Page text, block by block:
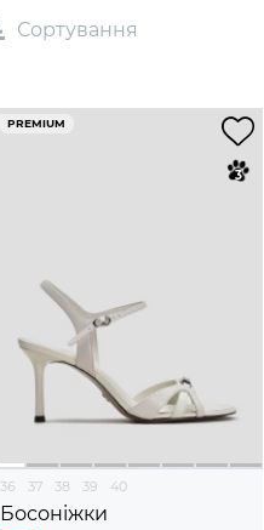
Сортування
PREMIUM
36 37 38 39 40
Босоніжки